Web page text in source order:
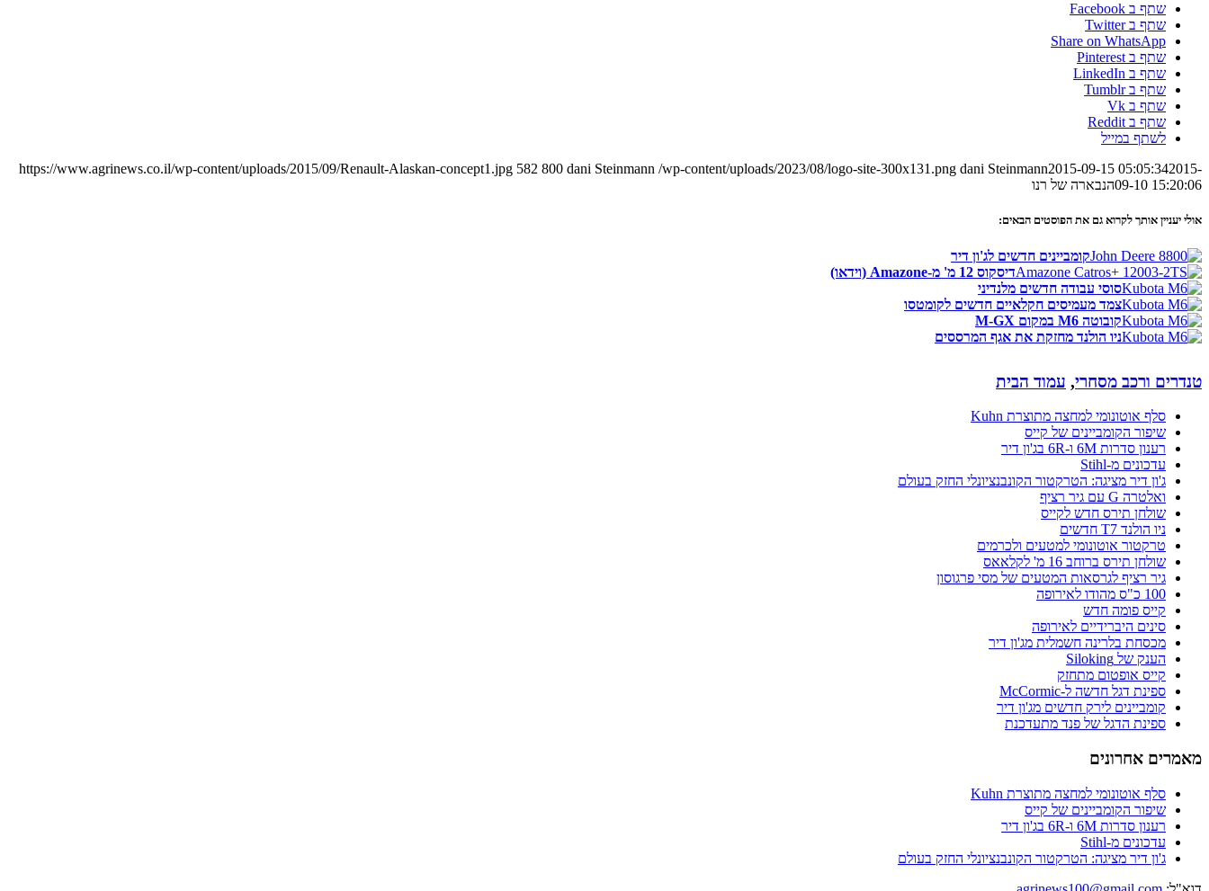
שתף ב Facebook
שתף ב Twitter
Share on WhatsApp
שתף ב Pinterest
שתף ב LinkedIn
שתף ב Tumblr
שתף ב Vk
שתף ב Reddit
לשתף במייל
https://www.agrinews.co.il/wp-content/uploads/2015/09/Renault-Alaskan-concept1.jpg 582 800 dani Steinmann /wp-content/uploads/2023/08/logo-site-300x131.png dani Steinmann2015-09-15 05:05:342015-
09-10 15:20:06הנבארה של רנו
אולי יעניין אותך לקרוא גם את הפוסטים הבאים:
קומביינים חדשים לג'ון דיר
דיסקוס 12 מ' מ-Amazone (וידאו)
סוסי עבודה חדשים מלנדיני
צמד מעמיסים חקלאיים חדשים לקומטסו
קובוטה M6 במקום M-GX
ניו הולנד מחזקת את אגף המרססים
טנדרים ורכב מסחרי, עמוד הבית
סלף אוטונומי למחצה מתוצרת Kuhn
שיפור הקומביינים של קייס
רענון סדרות 6M ו-6R בג'ון דיר
עדכונים מ-Stihl
ג'ון דיר מציגה: הטרקטור הקונבנציונלי החזק בעולם
ואלטרה G עם גיר רציף
שולחן תירס חדש לקייס
ניו הולנד T7 חדשים
טרקטור אוטונומי למטעים ולכרמים
שולחן תירס ברוחב 16 מ' לקלאאס
גיר רציף לגרסאות המטעים של מסי פרגוסון
100 כ"ס מהודו לאירופה
קייס פומה חדש
סינים היברידיים לאירופה
מכסחת בלרינה חשמלית מג'ון דיר
הענק של Siloking
קייס אופטום מתחזק
ספינת דגל חדשה ל-McCormic
קומביינים לירק חדשים מג'ון דיר
ספינת הדגל של פנד מתעדכנת
מאמרים אחרונים
סלף אוטונומי למחצה מתוצרת Kuhn
שיפור הקומביינים של קייס
רענון סדרות 6M ו-6R בג'ון דיר
עדכונים מ-Stihl
ג'ון דיר מציגה: הטרקטור הקונבנציונלי החזק בעולם